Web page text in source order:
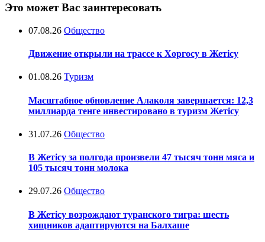
Это может Вас заинтересовать
07.08.26 Общество
Движение открыли на трассе к Хоргосу в Жетісу
01.08.26 Туризм
Масштабное обновление Алаколя завершается: 12,3
миллиарда тенге инвестировано в туризм Жетісу
31.07.26 Общество
В Жетісу за полгода произвели 47 тысяч тонн мяса и
105 тысяч тонн молока
29.07.26 Общество
В Жетісу возрождают туранского тигра: шесть
хищников адаптируются на Балхаше